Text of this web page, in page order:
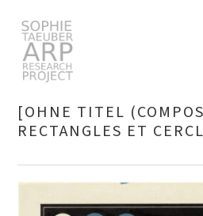
nach:
[OHNE TITEL
RECTANGLES ET